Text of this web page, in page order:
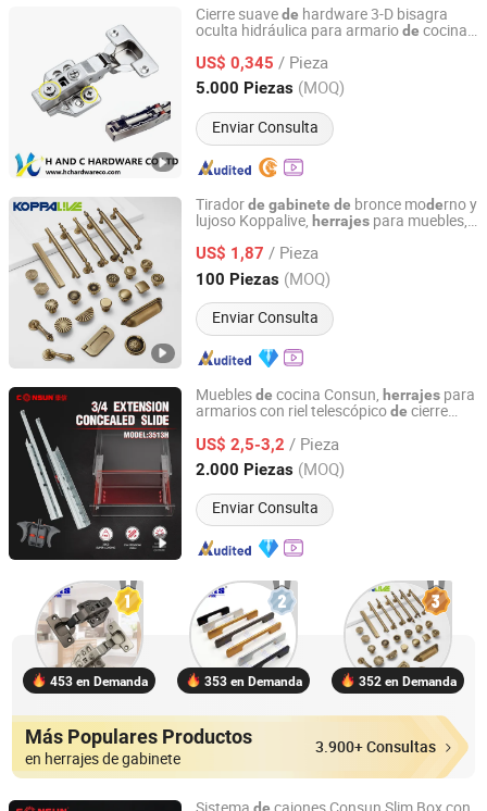
Cierre suavede hardware 3-D bisagra
oculta hidráulica para armariode cocina
US$ 0,345 / Pieza
5.000 Piezas (MOQ)
Enviar Consulta
H AND C HARDWARE CO., LIMITED
Guangdong, China Desde 2015
Tiradorde gabinete de bronce moderno y
lujoso Koppalive, herrajes para muebles,
delatón antiguo
US$ 1,87 / Pieza
100 Piezas (MOQ)
Enviar Consulta
Zhejiang Zhangshi Hardware Co., Ltd
Zhejiang, China Desde 2023
Mueblesde cocina Consun, herrajes para
armarios con riel telescópicode cierre
guíasdecajón ocultas
US$ 2,5-3,2 / Pieza
2.000 Piezas (MOQ)
Enviar Consulta
Qingyuan Consun Hardware Electrical Products Company
Limited
Guangdong, China
453 en Demanda 353 en Demanda 352 en Demanda
Más Populares Productos
en herrajes de gabinete
3.900+ Consultas